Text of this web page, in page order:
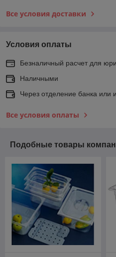
Все условия доставки
Условия оплаты
Безналичный расчет для
Наличными
Через отделение банка или
Все условия оплаты
Подобные товары